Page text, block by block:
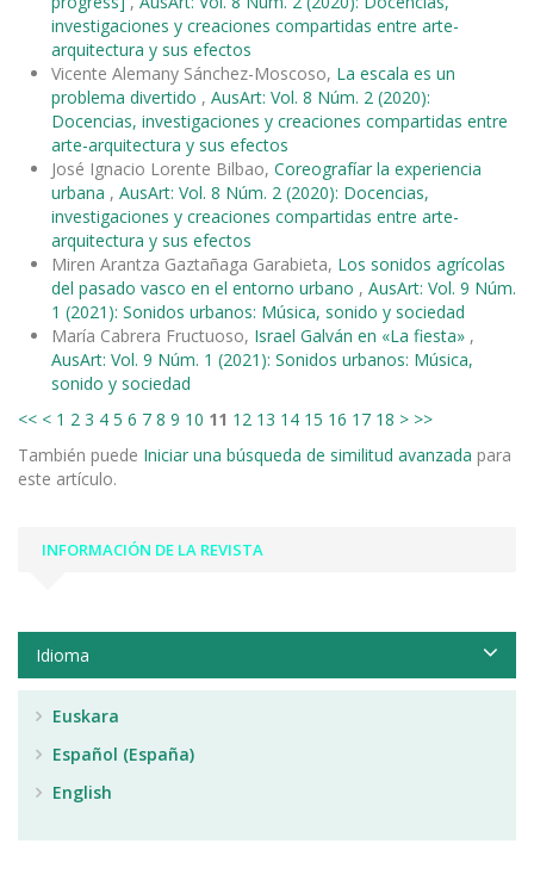
investigaciones y creaciones compartidas entre arte-
arquitectura y sus efectos
Vicente Alemany Sánchez-Moscoso, La escala es un
problema divertido , AusArt: Vol. 8 Núm. 2 (2020):
Docencias, investigaciones y creaciones compartidas entre
arte-arquitectura y sus efectos
José Ignacio Lorente Bilbao, Coreografíar la experiencia
urbana , AusArt: Vol. 8 Núm. 2 (2020): Docencias,
investigaciones y creaciones compartidas entre arte-
arquitectura y sus efectos
Miren Arantza Gaztañaga Garabieta, Los sonidos agrícolas
del pasado vasco en el entorno urbano , AusArt: Vol. 9 Núm.
1 (2021): Sonidos urbanos: Música, sonido y sociedad
María Cabrera Fructuoso, Israel Galván en «La fiesta» ,
AusArt: Vol. 9 Núm. 1 (2021): Sonidos urbanos: Música,
sonido y sociedad
<< < 1 2 3 4 5 6 7 8 9 10 11 12 13 14 15 16 17 18 > >>
También puede Iniciar una búsqueda de similitud avanzada para
este artículo.
INFORMACIÓN DE LA REVISTA
Idioma
Euskara
Español (España)
English